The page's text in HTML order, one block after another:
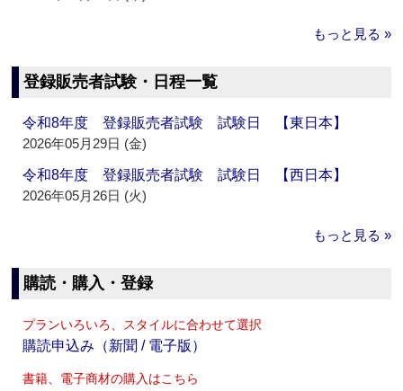
もっと見る »
登録販売者試験・日程一覧
令和8年度 登録販売者試験 試験日 【東日本】
2026年05月29日 (金)
令和8年度 登録販売者試験 試験日 【西日本】
2026年05月26日 (火)
もっと見る »
購読・購入・登録
プランいろいろ、スタイルに合わせて選択
購読申込み（新聞 / 電子版）
書籍、電子商材の購入はこちら